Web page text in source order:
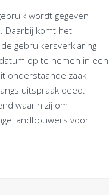
wordt gegeven
Daarbij komt het
gebruikersverklaring
op te nemen in een
onderstaande zaak
uitspraak deed.
waarin zij om
landbouwers voor